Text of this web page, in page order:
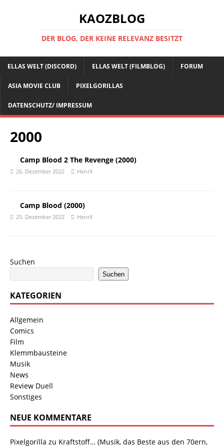
KAOZBLOG
DER BLOG, DER KEINE RELEVANZ BESITZT
ELLAS WELT (DISCORD) ELLAS WELT (FILMBLOG) FORUM
ASIA MOVIE CLUB PIXELGORILLAS
DATENSCHUTZ/ IMPRESSUM
2000
Camp Blood 2 The Revenge (2000)
26. Dezember 2022 HenrX
Camp Blood (2000)
25. Dezember 2022 HenrX
Suchen
Suchen
KATEGORIEN
Allgemein
Comics
Film
Klemmbausteine
Musik
News
Review Duell
Sonstiges
NEUE KOMMENTARE
Pixelgorilla zu Kraftstoff… (Musik, das Beste aus den 70ern,